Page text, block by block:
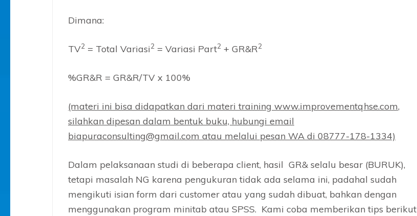
Dimana:
TV2 = Total Variasi2 = Variasi Part2 + GR&R2
%GR&R = GR&R/TV x 100%
(materi ini bisa didapatkan dari materi training www.improvementqhse.com,
silahkan dipesan dalam bentuk buku, hubungi email
biapuraconsulting@gmail.com atau melalui pesan WA di 08777-178-1334)
Dalam pelaksanaan studi di beberapa client, hasil GR& selalu besar (BURUK),
tetapi masalah NG karena pengukuran tidak ada selama ini, padahal sudah
mengikuti isian form dari customer atau yang sudah dibuat, bahkan dengan
menggunakan program minitab atau SPSS. Kami coba memberikan tips berikut